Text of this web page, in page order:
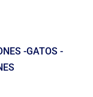
-GATOS -